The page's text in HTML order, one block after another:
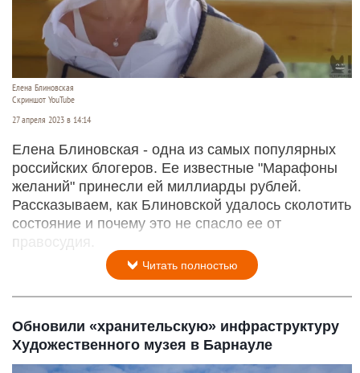
Елена Блиновская
Скриншот YouTube
27 апреля 2023 в 14:14
Елена Блиновская - одна из самых популярных
российских блогеров. Ее известные "Марафоны
желаний" принесли ей миллиарды рублей.
Рассказываем, как Блиновской удалось сколотить
состояние и почему это не спасло ее от
правосудия.
Читать полностью
Обновили «хранительскую» инфраструктуру
Художественного музея в Барнауле